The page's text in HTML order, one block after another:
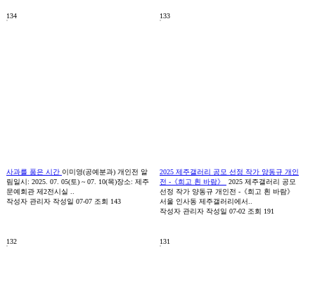
134
사과를 품은 시간 이미영(공예분과) 개인전 알
림일시: 2025. 07. 05(토) ~ 07. 10(목)장소: 제주
문예회관 제2전시실 ..
작성자 관리자 작성일 07-07 조회 143
133
2025 제주갤러리 공모 선정 작가 양동규 개인
전 -《희고 흰 바람》
2025 제주갤러리 공모
선정 작가 양동규 개인전 -《희고 흰 바람》
서울 인사동 제주갤러리에서..
작성자 관리자 작성일 07-02 조회 191
132 131